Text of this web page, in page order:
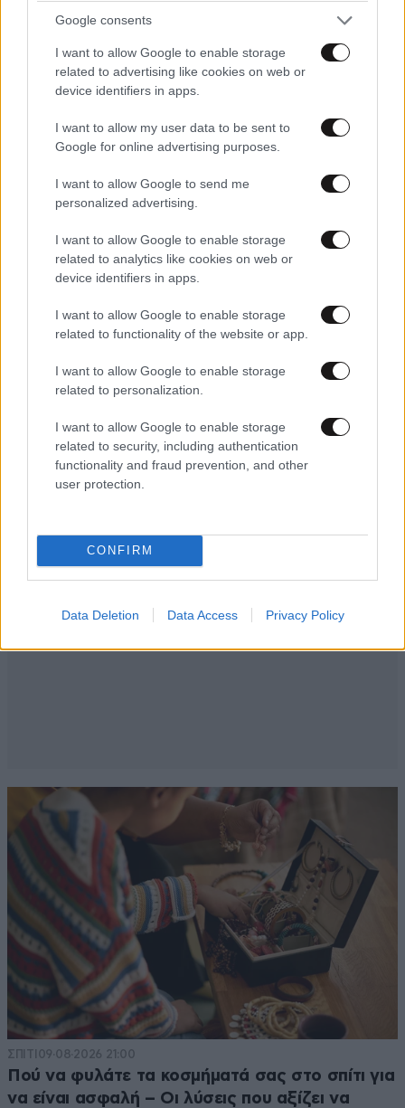
Google consents
I want to allow Google to enable storage
related to advertising like cookies on web or
device identifiers in apps.
I want to allow my user data to be sent to
Google for online advertising purposes.
I want to allow Google to send me
personalized advertising.
I want to allow Google to enable storage
related to analytics like cookies on web or
device identifiers in apps.
I want to allow Google to enable storage
related to functionality of the website or app.
I want to allow Google to enable storage
related to personalization.
I want to allow Google to enable storage
related to security, including authentication
functionality and fraud prevention, and other
user protection.
CONFIRM
Data Deletion Data Access Privacy Policy
Σαν σήμερα 10 Αυγούστου: Η Ελλάδα αγγίζει
για λίγο το όνειρο «των δύο ηπείρων και των
ΣΠΙΤΙ 09·08·2026 21:00
Πού να φυλάτε τα κοσμήματά σας στο σπίτι για
να είναι ασφαλή – Οι λύσεις που αξίζει να